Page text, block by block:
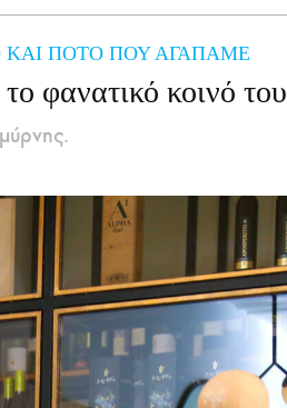
ΚΑΙ ΠΟΤΟ ΠΟΥ ΑΓΑΠΑΜΕ
φανατικό κοινό του